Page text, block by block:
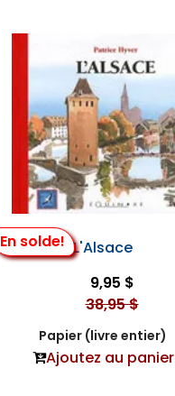
En solde! L'Alsace
9,95 $
38,95 $
Papier (livre entier)
Ajoutez au panier